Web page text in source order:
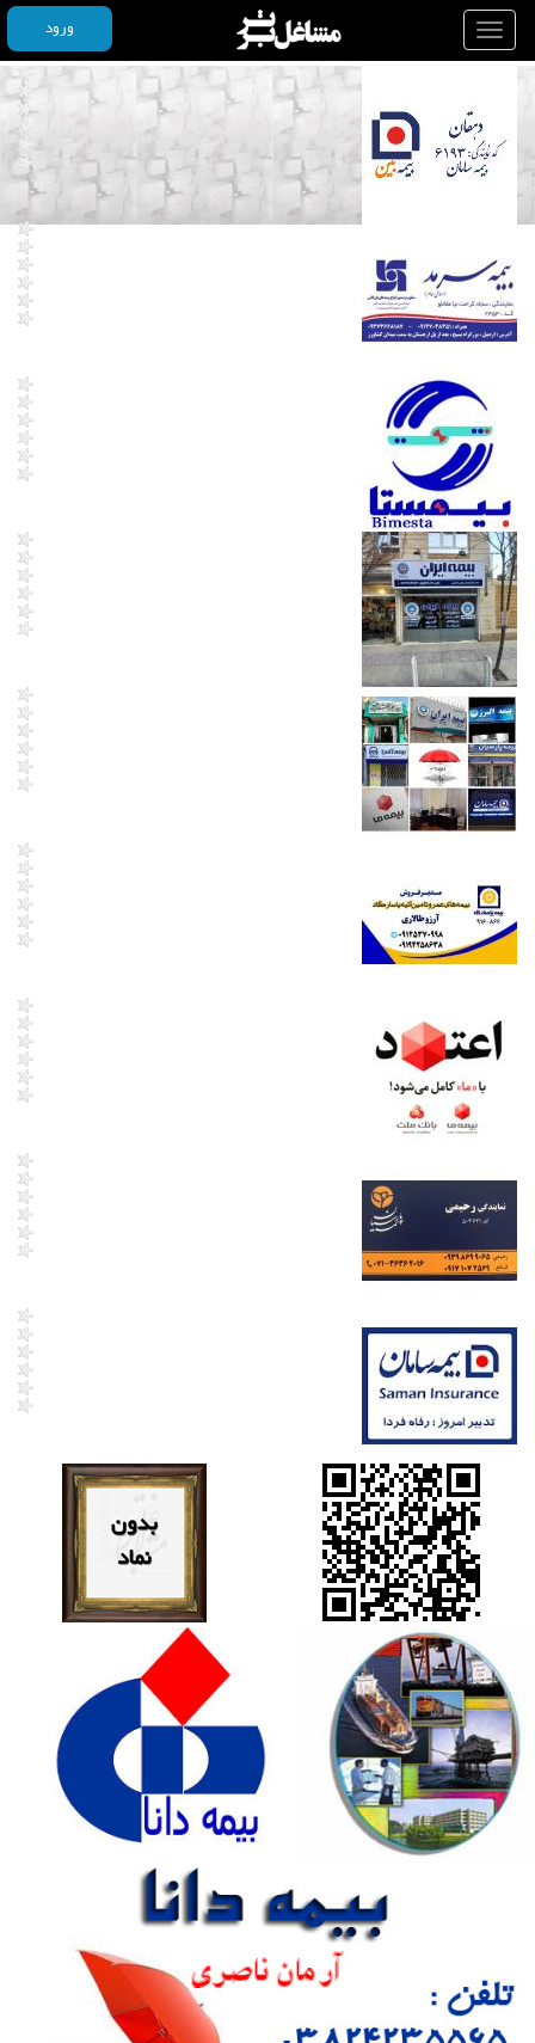
Toggle
navigation
ورود